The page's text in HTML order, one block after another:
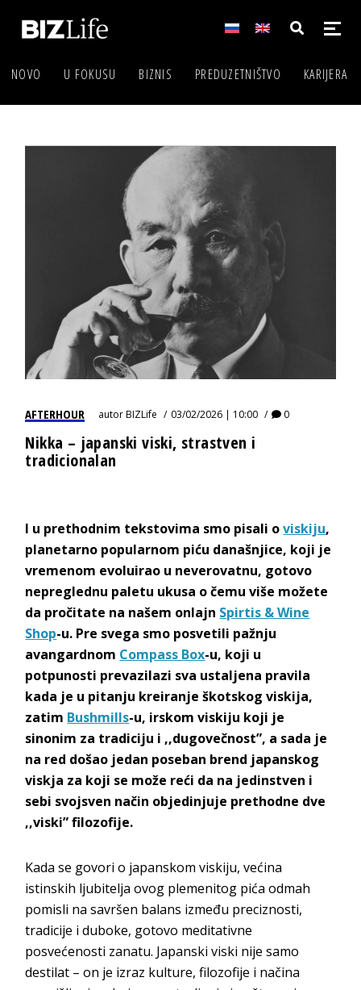
NOVO U FOKUSU BIZNIS PREDUZETNIŠTVO KARIJERA
AFTERHOUR autorBIZLife 03/02/2026 | 10:00 0
Nikka – japanski viski, strastven i
tradicionalan
I u prethodnim tekstovima smo pisali oviskiju,
planetarno popularnom piću današnjice, koji je
vremenom evoluirao u neverovatnu, gotovo
nepreglednu paletu ukusa o čemu više možete
da pročitate na našem onlajn Spirtis & Wine
Shop-u. Pre svega smo posvetili pažnju
avangardnom Compass Box-u, koji u
potpunosti prevazilazi sva ustaljena pravila
kada je u pitanju kreiranje škotskog viskija,
zatim Bushmills-u, irskom viskiju koji je
sinonim za tradiciju i ,,dugovečnost”, a sada je
na red došao jedan poseban brend japanskog
viskja za koji se može reći da na jedinstven i
sebi svojsven način objedinjuje prethodne dve
,,viski” filozofije.
Kada se govori o japanskom viskiju, većina
istinskih ljubitelja ovog plemenitog pića odmah
pomisli na savršen balans između preciznosti,
tradicije i duboke, gotovo meditativne
posvećenosti zanatu. Japanski viski nije samo
destilat – on je izraz kulture, filozofije i načina